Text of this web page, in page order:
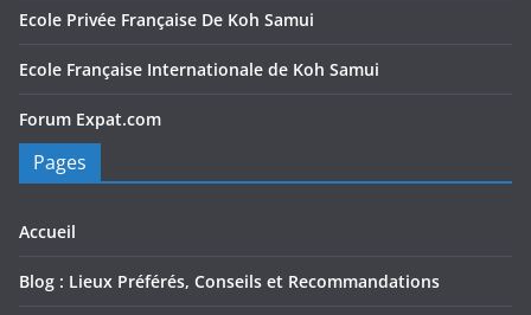
Ecole Privée Française De Koh Samui
Ecole Française Internationale de Koh Samui
Forum Expat.com
Pages
Accueil
Blog : Lieux Préférés, Conseils et Recommandations